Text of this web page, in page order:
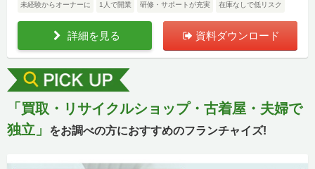
未経験からオーナーに 1人で開業 研修・サポートが充実 在庫なしで低リスク
詳細を見る 資料ダウンロード
「買取・リサイクルショップ・古着屋・夫婦で
独立」
をお調べの方におすすめのフランチャイズ!